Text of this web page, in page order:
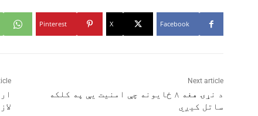
Facebook
X
Pinterest
Next article
د نړۍ هغه ۸ ځایونه چې امنیت یې په کلکه
ساتل کیږي